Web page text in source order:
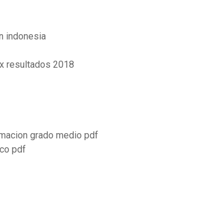
indonesia
resultados 2018
grado medio pdf
pdf